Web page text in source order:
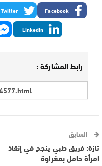
Facebook
Twitter
LinkedIn
رابط المشاركة :
السابق
تازة: فريق طبي ينجح في إنقاذ
امرأة حامل بمغراوة